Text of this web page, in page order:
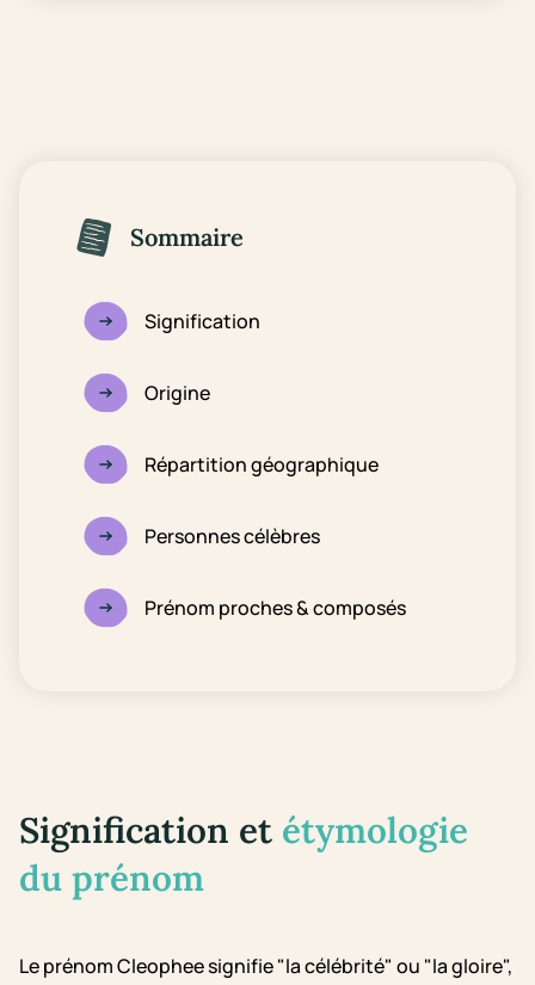
Sommaire
Signification
Origine
Répartition géographique
Personnes célèbres
Prénom proches & composés
Signification et étymologie
du prénom
Le prénom Cleophee signifie "la célébrité" ou "la gloire",